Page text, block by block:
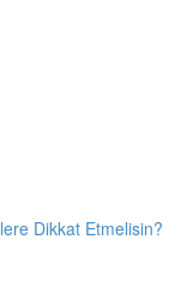
Dikkat Etmelisin?